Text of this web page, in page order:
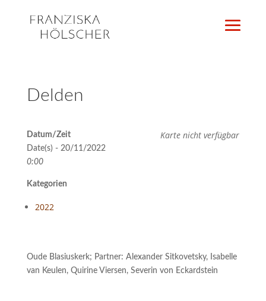
Delden
Karte nicht verfügbar
Datum/Zeit
Date(s) - 20/11/2022
0:00
Kategorien
2022
Oude Blasiuskerk; Partner: Alexander Sitkovetsky, Isabelle
van Keulen, Quirine Viersen, Severin von Eckardstein